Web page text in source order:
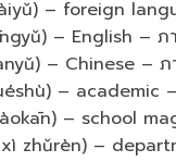
– foreign
– English – ภ
– Chinese – ภ
– academic
– school
zhǔrèn) –